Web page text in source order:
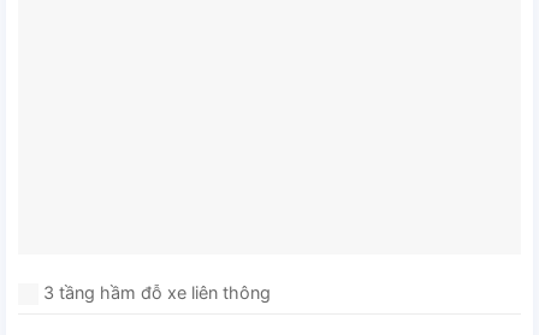
3 tầng hầm đỗ xe liên thông